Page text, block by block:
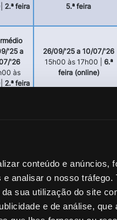
conteúdo e anúncios,
analisar o nosso tráfego.
sua utilização do site
e de análise, que
2.ª feira
5.ª feira
'25 a
'26
às
2.ª feira
26/09/'25 a 10/07/'26
15h00 às 17h00 |
6.ª
feira (online)